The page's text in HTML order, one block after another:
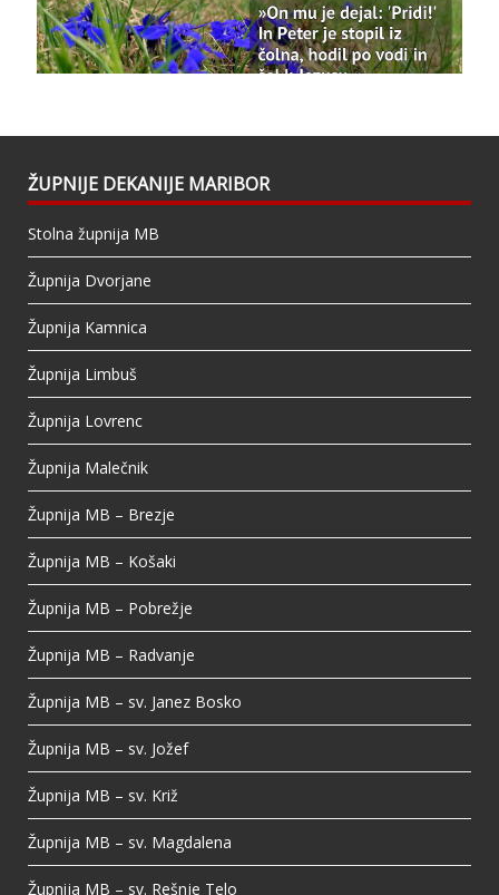
Bazilika Matere Usmiljenja updated their
status.
1 years ago
When this happens, it's usually because the
people, changed who can see it or it's been
deleted.
View on Facebook
ŽUPNIJE DEKANIJE MARIBOR
Stolna župnija MB
Župnija Dvorjane
Župnija Kamnica
Župnija Limbuš
Župnija Lovrenc
Župnija Malečnik
Župnija MB – Brezje
Župnija MB – Košaki
Župnija MB – Pobrežje
Župnija MB – Radvanje
Župnija MB – sv. Janez Bosko
Župnija MB – sv. Jožef
Župnija MB – sv. Križ
Župnija MB – sv. Magdalena
Župnija MB – sv. Rešnje Telo